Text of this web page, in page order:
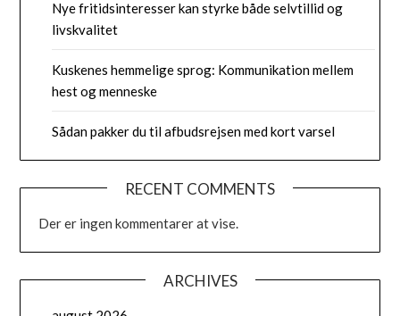
Nye fritidsinteresser kan styrke både selvtillid og
livskvalitet
Kuskenes hemmelige sprog: Kommunikation mellem
hest og menneske
Sådan pakker du til afbudsrejsen med kort varsel
RECENT COMMENTS
Der er ingen kommentarer at vise.
ARCHIVES